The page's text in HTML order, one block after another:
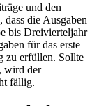
und den
die Ausgaben
bis Dreivierteljahr
für das erste
zu erfüllen. Sollte
wird der
fällig.